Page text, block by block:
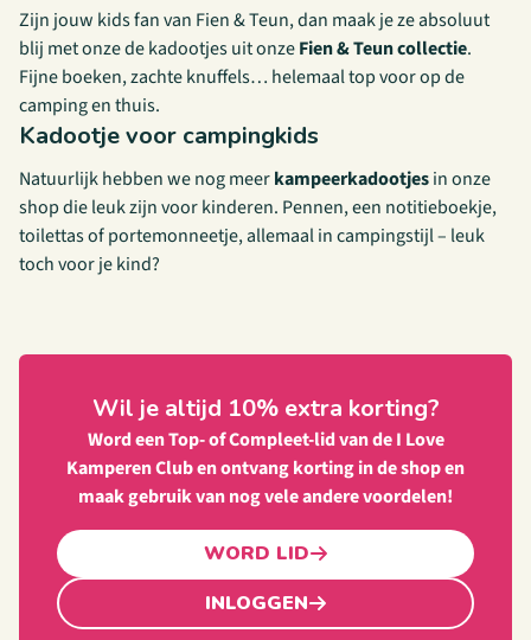
Zijn jouw kids fan van Fien & Teun, dan maak je ze absoluut
blij met onze de kadootjes uit onzeFien & Teun collectie.
Fijne boeken, zachte knuffels… helemaal top voor op de
camping en thuis.
Kadootje voor campingkids
Natuurlijk hebben we nog meerkampeerkadootjesin onze
shop die leuk zijn voor kinderen. Pennen, een notitieboekje,
toilettas of portemonneetje, allemaal in campingstijl – leuk
toch voor je kind?
Wil je altijd 10% extra korting?
Word een Top- of Compleet-lid van de I Love
Kamperen Club en ontvang korting in de shop en
maak gebruik van nog vele andere voordelen!
WORD LID
INLOGGEN